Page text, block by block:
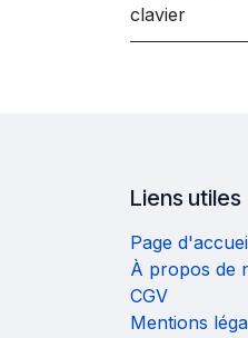
clavier
Liens utiles
Page
À propos de
CGV
Mentions